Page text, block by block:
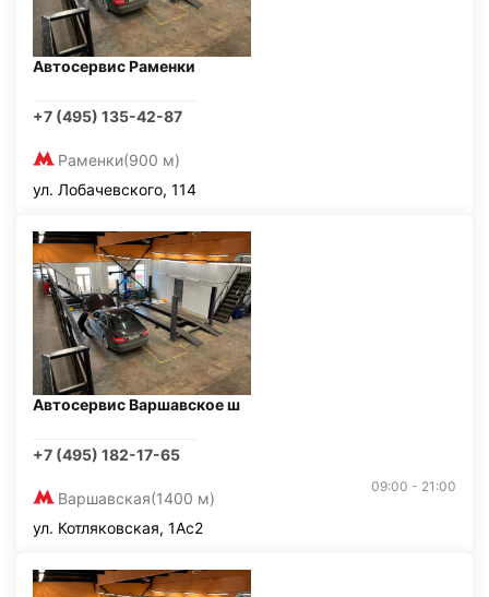
Автосервис Раменки
+7 (495) 135-42-87
Раменки(900 м)
ул. Лобачевского, 114
Автосервис Варшавское ш
+7 (495) 182-17-65
Варшавская(1400 м)
09:00 - 21:00
ул. Котляковская, 1Ас2